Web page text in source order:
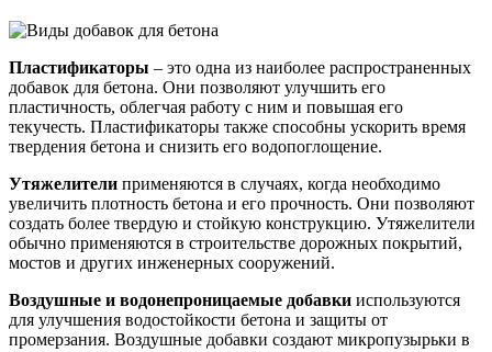
Пластификаторы – это одна из наиболее распространенных
добавок для бетона. Они позволяют улучшить его
пластичность, облегчая работу с ним и повышая его
текучесть. Пластификаторы также способны ускорить время
твердения бетона и снизить его водопоглощение.
Утяжелители применяются в случаях, когда необходимо
увеличить плотность бетона и его прочность. Они позволяют
создать более твердую и стойкую конструкцию. Утяжелители
обычно применяются в строительстве дорожных покрытий,
мостов и других инженерных сооружений.
Воздушные и водонепроницаемые добавки используются
для улучшения водостойкости бетона и защиты от
промерзания. Воздушные добавки создают микропузырьки в